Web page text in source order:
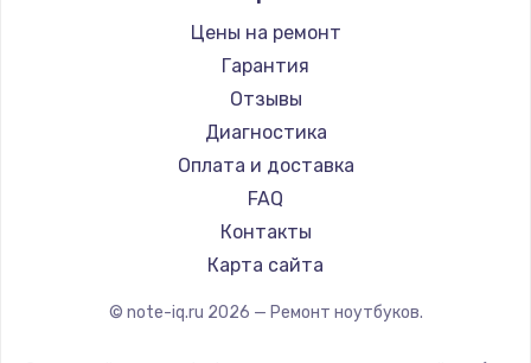
Ремонт ноутбуков iru
Ремонт ноутбуков Machenike
Ремонт ноутбуков DEXP
Ремонт ноутбуков Teclast
Ремонт ноутбуков CHUWI
Ремонт ноутбуков Colorful
Gigabyte
Aorus
Maibenben
Getac
Epson
Philips
LG
Panasonic
Цены на ремонт
Гарантия
Отзывы
Диагностика
Оплата и доставка
FAQ
Контакты
Карта сайта
© note-iq.ru 2026 — Ремонт ноутбуков.